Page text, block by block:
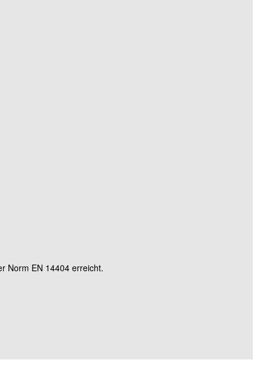
Norm EN 14404 erreicht.